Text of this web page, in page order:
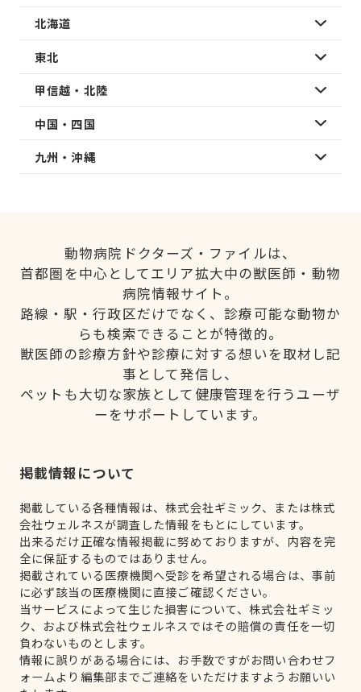
北海道
東北
甲信越・北陸
中国・四国
九州・沖縄
動物病院ドクターズ・ファイルは、
首都圏を中心としてエリア拡大中の獣医師・動物
病院情報サイト。
路線・駅・行政区だけでなく、診療可能な動物か
らも検索できることが特徴的。
獣医師の診療方針や診療に対する想いを取材し記
事として発信し、
ペットも大切な家族として健康管理を行うユーザ
ーをサポートしています。
掲載情報について
掲載している各種情報は、株式会社ギミック、または株式
会社ウェルネスが調査した情報をもとにしています。
出来るだけ正確な情報掲載に努めておりますが、内容を完
全に保証するものではありません。
掲載されている医療機関へ受診を希望される場合は、事前
に必ず該当の医療機関に直接ご確認ください。
当サービスによって生じた損害について、株式会社ギミッ
ク、および株式会社ウェルネスではその賠償の責任を一切
負わないものとします。
情報に誤りがある場合には、お手数ですがお問い合わせフ
ォームより編集部までご連絡をいただけますようお願いい